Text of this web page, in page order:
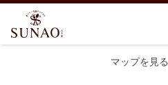
マップを見る